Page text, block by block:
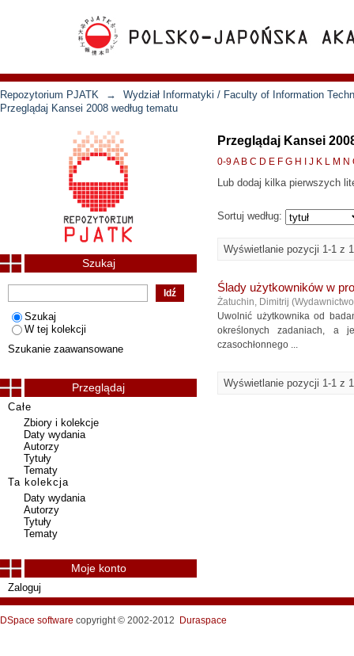
Repozytorium PJATK →
Wydział Informatyki / Faculty of Information
Przeglądaj Kansei 2008 według tematu
Przeglądaj Kansei
0-9A B C D E F G H J K L M N
Lub dodaj kilka pierwszych
Sortuj według:
Wyświetlanie pozycji 1-1 z 1
Ślady użytkowników w
Żatuchin, Dimitrij (
Uwolnić użytkownika od
określonych zadaniach, a
czasochłonnego ...
Wyświetlanie pozycji 1-1 z 1
Szukaj
Szukaj
W tej kolekcji
Szukanie zaawansowane
Przeglądaj
Całe
Zbiory i kolekcje
Daty wydania
Autorzy
Tytuły
Tematy
Ta kolekcja
Daty wydania
Autorzy
Tytuły
Tematy
Moje konto
Zaloguj
DSpace software copyright © 2002-2012 Duraspace